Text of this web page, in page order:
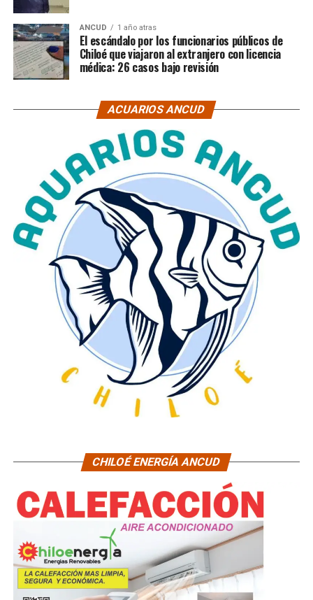
ANCUD 1 año atras
El escándalo por los funcionarios públicos de
Chiloé que viajaron al extranjero con licencia
médica: 26 casos bajo revisión
ACUARIOS ANCUD
CHILOÉ ENERGÍA ANCUD